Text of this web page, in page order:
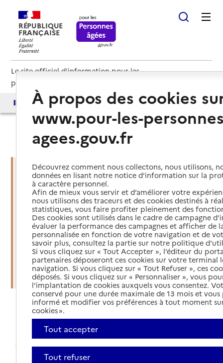
RÉPUBLIQUE
FRANÇAISE
Le site officiel d'information pour les
personnes âgées et les aidants
Accès aux annuaires Accès par besoin
Vous êtes dans une situation
d’urgence ?
Mettre en place des services d'aide et de
soins à domicile
Organiser une sortie d'hospitalisation
Trouver un établissement d'accueil
Annuaires et comparateur de prix
Avec nos annuaires, simplifiez vos recherches,
comparez les prix des EHPAD ou orientez-vous sur le
site de votre département pour vos démarches
À propos des cookies
www.pour-les-
agees.gouv.fr
Découvrez comment nous collectons, nous utilisons,
données en lisant notre notice d’information sur la
à caractère personnel.
Afin de mieux vous servir et d’améliorer votre
nous utilisons des traceurs et des cookies destinés à
statistiques, vous faire profiter pleinement des
Des cookies sont utilisés dans le cadre de campagne
évaluer la performance des campagnes et afficher de
personnalisée en fonction de votre navigation et de
savoir plus, consultez la partie sur notre politique
Si vous cliquez sur « Tout Accepter », l’éditeur du
partenaires déposeront ces cookies sur votre terminal
navigation. Si vous cliquez sur « Tout Refuser », ces
déposés. Si vous cliquez sur « Personnaliser », vous
l’implantation de cookies auxquels vous consentez.
conservé pour une durée maximale de 13 mois et
informé et modifier vos préférences à tout moment
cookies ».
Tout accepter
Tout refuser